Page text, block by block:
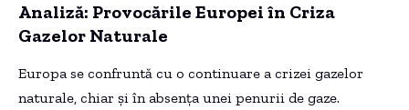
Analiză: Provocările Europei în Criza
Gazelor Naturale
Europa se confruntă cu o continuare a crizei gazelor
naturale, chiar și în absența unei penurii de gaze.